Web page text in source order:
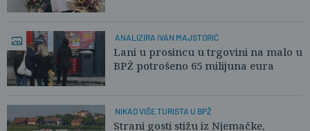
ANALIZIRA IVAN MAJSTORIĆ
Lani u prosincu u trgovini na malo u
BPŽ potrošeno 65 milijuna eura
NIKAD VIŠE TURISTA U BPŽ
Strani gosti stižu iz Njemačke,